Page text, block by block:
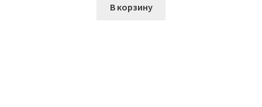
В корзину